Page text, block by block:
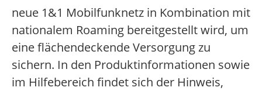
neue 1&1 Mobilfunknetz in Kombination mit
nationalem Roaming bereitgestellt wird, um
eine flächendeckende Versorgung zu
sichern. In den Produktinformationen sowie
im Hilfebereich findet sich der Hinweis,